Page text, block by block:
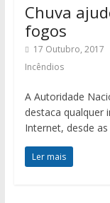
Chuva
fogos
17 Outubro, 2017
Incêndios
A Autoridade
destaca qualquer
Internet, desde as
Ler mais